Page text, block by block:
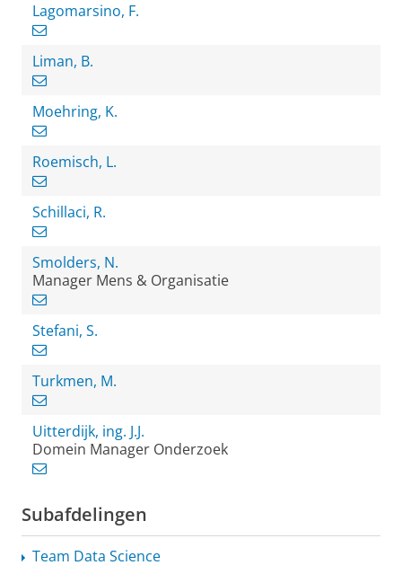
Lagomarsino, F.
Liman, B.
Moehring, K.
Roemisch, L.
Schillaci, R.
Smolders, N.
Manager Mens & Organisatie
Stefani, S.
Turkmen, M.
Uitterdijk, ing. J.J.
Domein Manager Onderzoek
Subafdelingen
Team Data Science